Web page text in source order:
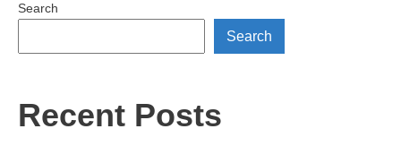
Search
Search
Recent Posts